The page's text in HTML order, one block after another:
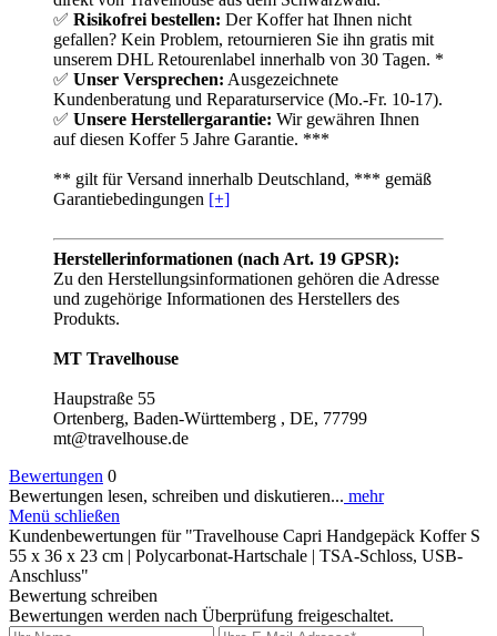
✅ Risikofrei bestellen: Der Koffer hat Ihnen nicht
gefallen? Kein Problem, retournieren Sie ihn gratis mit
unserem DHL Retourenlabel innerhalb von 30 Tagen. *
✅ Unser Versprechen: Ausgezeichnete
Kundenberatung und Reparaturservice (Mo.-Fr. 10-17).
✅ Unsere Herstellergarantie: Wir gewähren Ihnen
auf diesen Koffer 5 Jahre Garantie. ***
** gilt für Versand innerhalb Deutschland, *** gemäß
Garantiebedingungen [+]
Herstellerinformationen (nach Art. 19 GPSR):
Zu den Herstellungsinformationen gehören die Adresse
und zugehörige Informationen des Herstellers des
Produkts.
MT Travelhouse
Haupstraße 55
Ortenberg, Baden-Württemberg , DE, 77799
mt@travelhouse.de
Bewertungen 0
Bewertungen lesen, schreiben und diskutieren... mehr
Menü schließen
Kundenbewertungen für "Travelhouse Capri Handgepäck Koffer S
55 x 36 x 23 cm | Polycarbonat-Hartschale | TSA-Schloss, USB-
Anschluss"
Bewertung schreiben
Bewertungen werden nach Überprüfung freigeschaltet.